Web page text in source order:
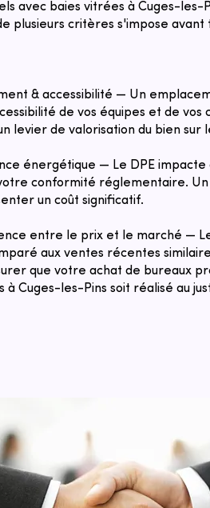
avec baies vitrées à Cuges-les-
plusieurs critères s'impose avant
& accessibilité — Un
de vos équipes et de vos
levier de valorisation du bien sur
énergétique — Le DPE
conformité réglementaire. Un
un coût significatif.
entre le prix et le marché —
aux ventes récentes
que votre achat de bureaux
à Cuges-les-Pins soit réalisé au